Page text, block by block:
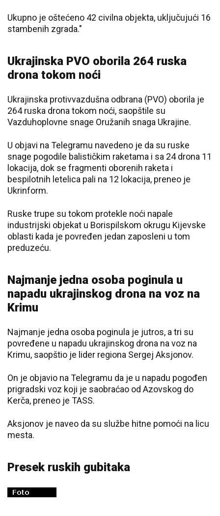
Ukupno je oštećeno 42 civilna objekta, uključujući 16
stambenih zgrada."
Ukrajinska PVO oborila 264 ruska
drona tokom noći
Ukrajinska protivvazdušna odbrana (PVO) oborila je
264 ruska drona tokom noći, saopštile su
Vazduhoplovne snage Oružanih snaga Ukrajine.
U objavi na Telegramu navedeno je da su ruske
snage pogodile balističkim raketama i sa 24 drona 11
lokacija, dok se fragmenti oborenih raketa i
bespilotnih letelica pali na 12 lokacija, preneo je
Ukrinform.
Ruske trupe su tokom protekle noći napale
industrijski objekat u Borispilskom okrugu Kijevske
oblasti kada je povređen jedan zaposleni u tom
preduzeću.
Najmanje jedna osoba poginula u
napadu ukrajinskog drona na voz na
Krimu
Najmanje jedna osoba poginula je jutros, a tri su
povređene u napadu ukrajinskog drona na voz na
Krimu, saopštio je lider regiona Sergej Aksjonov.
On je objavio na Telegramu da je u napadu pogođen
prigradski voz koji je saobraćao od Azovskog do
Kerča, preneo je TASS.
Aksjonov je naveo da su službe hitne pomoći na licu
mesta.
Presek ruskih gubitaka